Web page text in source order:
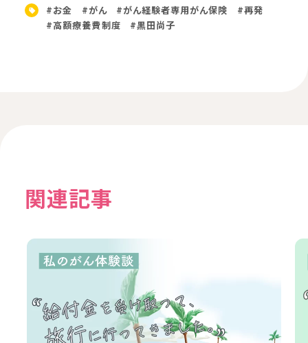
#お金 #がん #がん経験者専用がん保険
#再発
#高額療養費制度
#黒田尚子
関連記事